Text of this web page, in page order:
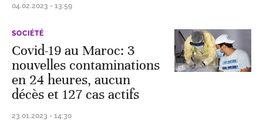
04.02.2023 - 13:59
SOCIÉTÉ
Covid-19 au Maroc: 3
nouvelles contaminations
en 24 heures, aucun
décès et 127 cas actifs
23.01.2023 - 14:30